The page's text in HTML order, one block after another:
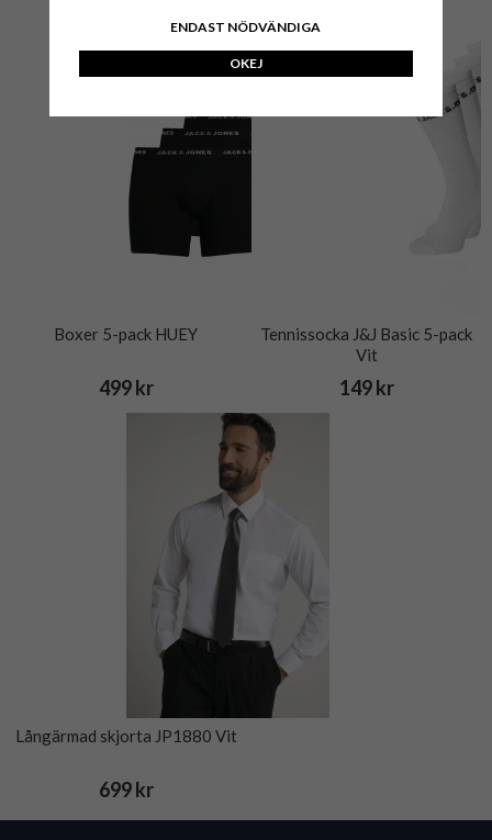
Boxer 5-pack HUEY
499 kr
Tennissocka J&J Basic 5-pack
Vit
149 kr
Långärmad skjorta JP1880 Vit
699 kr
ENDAST NÖDVÄNDIGA
OKEJ